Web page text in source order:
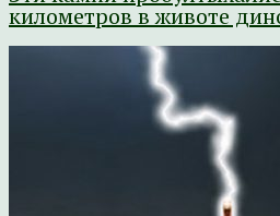
километров в животе